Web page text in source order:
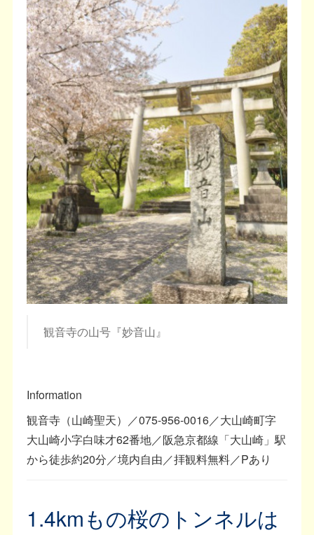
観音寺の山号『妙音山』
Information
観音寺（山崎聖天）／075-956-0016／大山崎町字
大山崎小字白味才62番地／阪急京都線「大山崎」駅
から徒歩約20分／境内自由／拝観料無料／Pあり
1.4kmもの桜のトンネルは